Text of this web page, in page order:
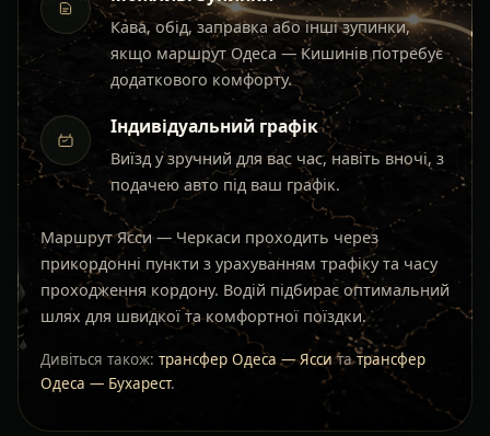
Кава, обід, заправка або інші зупинки,
якщо маршрут Одеса — Кишинів потребує
додаткового комфорту.
Індивідуальний графік
Виїзд у зручний для вас час, навіть вночі, з
подачею авто під ваш графік.
Маршрут Ясси — Черкаси проходить через
прикордонні пункти з урахуванням трафіку та часу
проходження кордону. Водій підбирає оптимальний
шлях для швидкої та комфортної поїздки.
Дивіться також: трансфер Одеса — Ясситатрансфер
Одеса — Бухарест.